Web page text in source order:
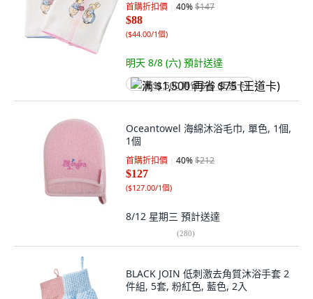
首購折扣價 40%$147
$88
($44.00/1個)
明天 8/8 (六) 預計送達
满 $1,500 再省 $75 (王道卡)
Oceantowel 海綿沐浴毛巾, 單色, 1個,
1個
首購折扣價 40%$212
$127
($127.00/1個)
8/12 星期三 預計送達
(280)
BLACK JOIN 低刺激去角質沐浴手套 2
件組, 5套, 粉紅色, 藍色, 2入